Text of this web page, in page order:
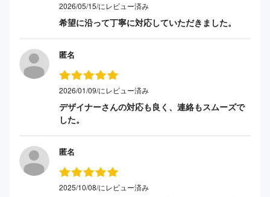
2026/05/15/にレビュー済み
希望に沿って丁寧に対応していただきました。
匿名
2026/01/09/にレビュー済み
デザイナーさんの対応も良く、連絡もスムーズで
した。
匿名
2025/10/08/にレビュー済み